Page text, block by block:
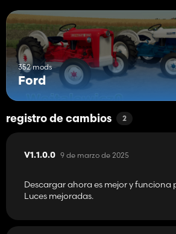
352 mods
Ford
registro de cambios 2
V1.1.0.0 9 de marzo de 2025
Descargar ahora es mejor y funciona
Luces mejoradas.